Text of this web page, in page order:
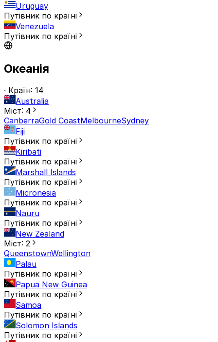
Uruguay
Путівник по країні
Venezuela
Путівник по країні
Океанія
· Країн: 14
Australia
Міст: 4
CanberraGold CoastMelbourneSydney
Fiji
Путівник по країні
Kiribati
Путівник по країні
Marshall Islands
Путівник по країні
Micronesia
Путівник по країні
Nauru
Путівник по країні
New Zealand
Міст: 2
QueenstownWellington
Palau
Путівник по країні
Papua New Guinea
Путівник по країні
Samoa
Путівник по країні
Solomon Islands
Путівник по країні